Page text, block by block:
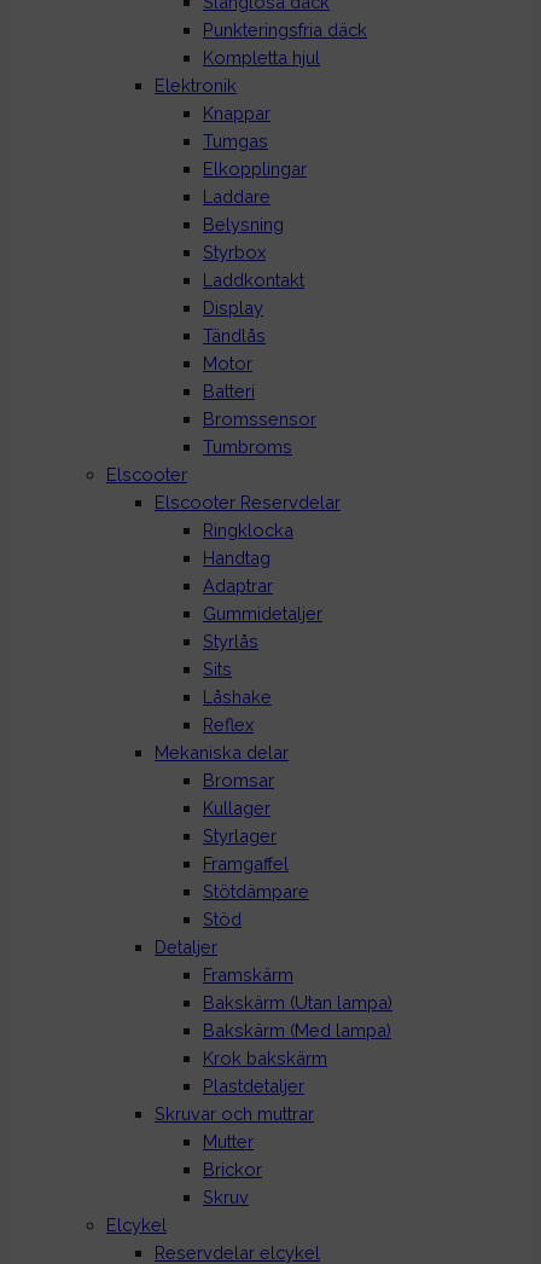
Punkteringsfria däck
Kompletta hjul
Elektronik
Knappar
Tumgas
Elkopplingar
Laddare
Belysning
Styrbox
Laddkontakt
Display
Tändlås
Motor
Batteri
Bromssensor
Tumbroms
Elscooter
Elscooter Reservdelar
Ringklocka
Handtag
Adaptrar
Gummidetaljer
Styrlås
Sits
Låshake
Reflex
Mekaniska delar
Bromsar
Kullager
Styrlager
Framgaffel
Stötdämpare
Stöd
Detaljer
Framskärm
Bakskärm (Utan lampa)
Bakskärm (Med lampa)
Krok bakskärm
Plastdetaljer
Skruvar och muttrar
Mutter
Brickor
Skruv
Elcykel
Reservdelar elcykel